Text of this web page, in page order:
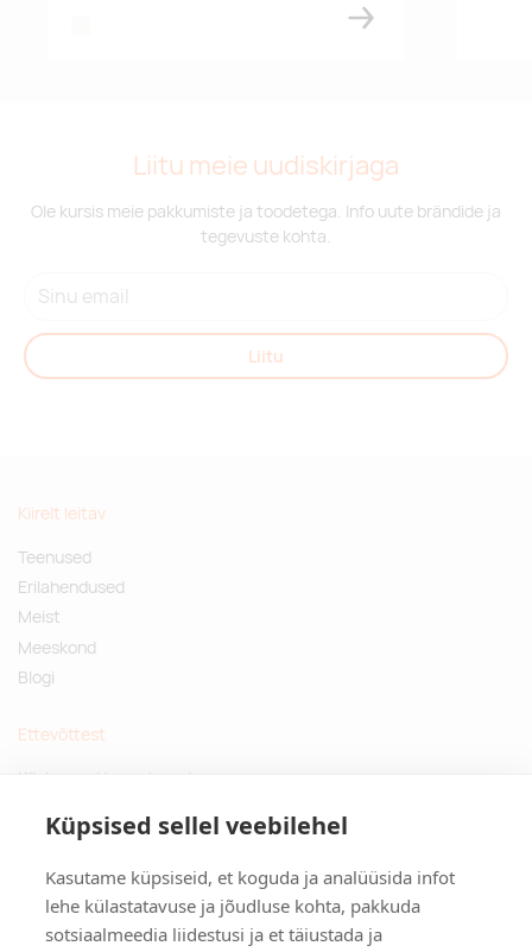
Küpsised sellel veebilehel
Kasutame küpsiseid, et koguda ja analüüsida infot
lehe külastatavuse ja jõudluse kohta, pakkuda
sotsiaalmeedia liidestusi ja et täiustada ja
Liitu meie uudiskirjaga
Ole kursis meie pakkumiste ja toodetega. Info uute brändide ja
tegevuste kohta.
Liitu
Kiirelt leitav
Teenused
Erilahendused
Meist
Meeskond
Blogi
Ettevõttest
Küsimused ja vastused
Privaatsuspoliitika
Kontakt
Tulika põik 3, Tallinn